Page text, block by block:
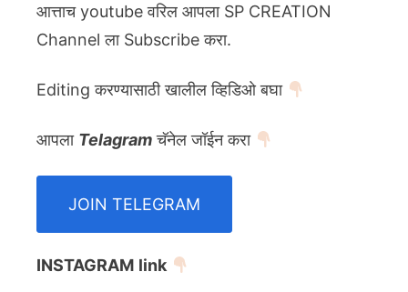
आत्ताच youtube वरिल आपला SP CREATION
Channel ला Subscribe करा.
Editing करण्यासाठी खालील व्हिडिओ बघा
आपला Telagramचॅनेल जॉईन करा
JOIN TELEGRAM
INSTAGRAM link